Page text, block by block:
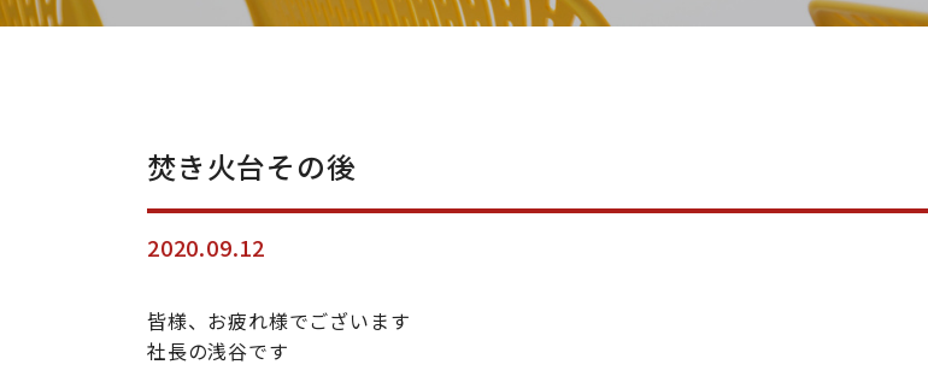
焚き火台その後
2020.09.12
皆様、お疲れ様でございます
社長の浅谷です